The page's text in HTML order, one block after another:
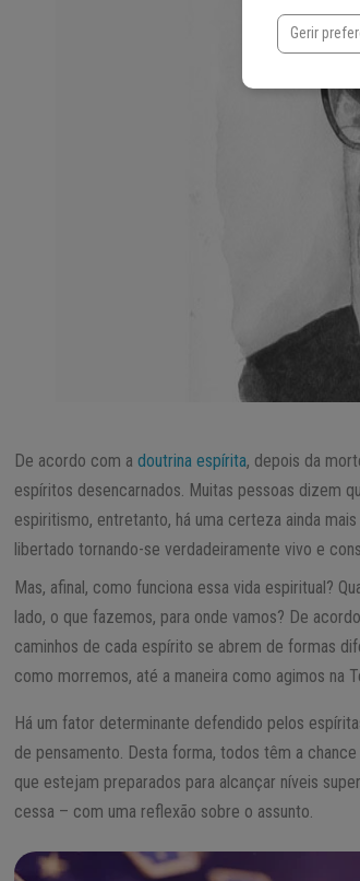
De acordo com adoutrina espírita, depois da
espíritos desencarnados. Muitas pessoas dizem
espiritismo, entretanto, há uma certeza ainda
libertado tornando-se verdadeiramente vivo e
Mas, afinal, como funciona essa vida espiritual?
lado, o que fazemos, para onde vamos? De
caminhos de cada espírito se abrem de formas
como morremos, até a maneira como agimos na
Há um fator determinante defendido pelos
de pensamento. Desta forma, todos têm a
que estejam preparados para alcançar níveis
cessa – com uma reflexão sobre o assunto.
Gerir